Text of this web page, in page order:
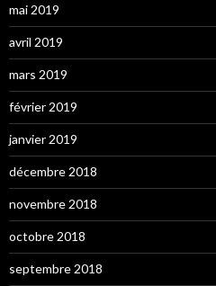
mai 2019
avril 2019
mars 2019
février 2019
janvier 2019
décembre 2018
novembre 2018
octobre 2018
septembre 2018